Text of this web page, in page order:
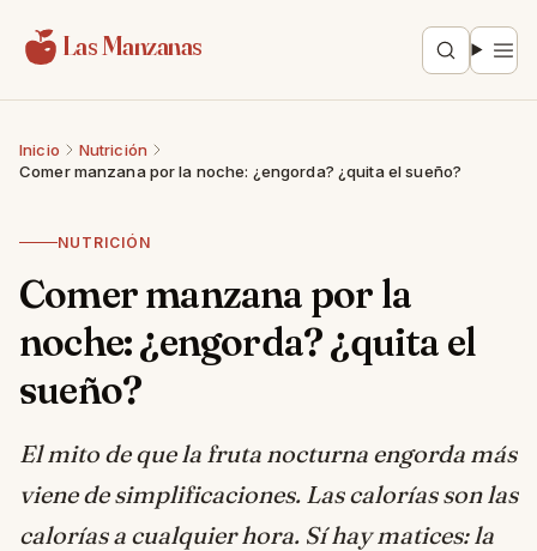
Las Manzanas
Inicio
Nutrición
Comer manzana por la noche: ¿engorda? ¿quita el sueño?
NUTRICIÓN
Comer manzana por la
noche: ¿engorda? ¿quita el
sueño?
El mito de que la fruta nocturna engorda más
viene de simplificaciones. Las calorías son las
calorías a cualquier hora. Sí hay matices: la